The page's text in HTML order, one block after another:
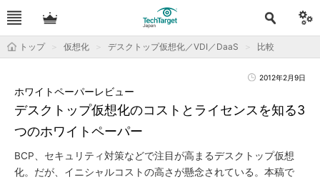
トップ 仮想化 デスクトップ仮想化／VDI／DaaS 比較
2012年2月9日
デスクトップ仮想化のコストとライセンスを知る3
つのホワイトペーパー
ホワイトペーパーレビュー
BCP、セキュリティ対策などで注目が高まるデスクトップ仮想
化。だが、イニシャルコストの高さが懸念されている。本稿で